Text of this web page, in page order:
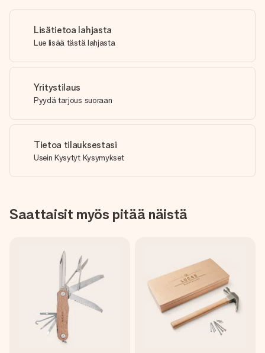
Lisätietoa lahjasta
Lue lisää tästä lahjasta
Yritystilaus
Pyydä tarjous suoraan
Tietoa tilauksestasi
Usein Kysytyt Kysymykset
Saattaisit myös pitää näistä